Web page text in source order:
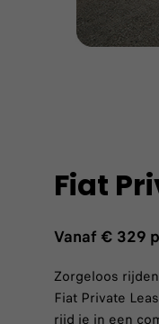
Fiat
Vanaf € 329
Zorgeloos
Fiat Private
rijd je in een